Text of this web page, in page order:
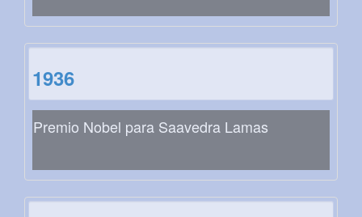
1936
Premio Nobel para Saavedra Lamas